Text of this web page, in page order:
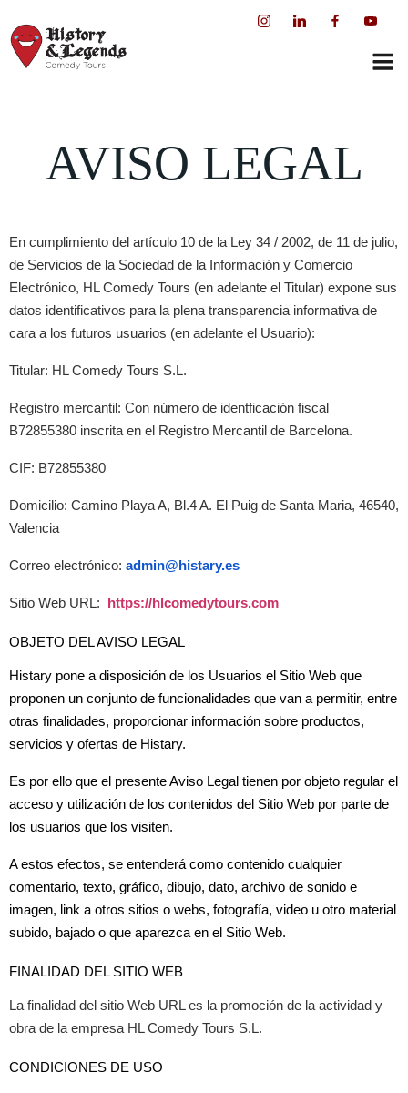
AVISO LEGAL
En cumplimiento del artículo 10 de la Ley 34 / 2002, de 11 de julio,
de Servicios de la Sociedad de la Información y Comercio
Electrónico, HL Comedy Tours (en adelante el Titular) expone sus
datos identificativos para la plena transparencia informativa de
cara a los futuros usuarios (en adelante el Usuario):
Titular: HL Comedy Tours S.L.
Registro mercantil: Con número de identficación fiscal
B72855380 inscrita en el Registro Mercantil de Barcelona.
CIF: B72855380
Domicilio: Camino Playa A, Bl.4 A. El Puig de Santa Maria, 46540,
Valencia
Correo electrónico: admin@histary.es
Sitio Web URL: https://hlcomedytours.com
OBJETO DEL AVISO LEGAL
Histary pone a disposición de los Usuarios el Sitio Web que
proponen un conjunto de funcionalidades que van a permitir, entre
otras finalidades, proporcionar información sobre productos,
servicios y ofertas de Histary.
Es por ello que el presente Aviso Legal tienen por objeto regular el
acceso y utilización de los contenidos del Sitio Web por parte de
los usuarios que los visiten.
A estos efectos, se entenderá como contenido cualquier
comentario, texto, gráfico, dibujo, dato, archivo de sonido e
imagen, link a otros sitios o webs, fotografía, video u otro material
subido, bajado o que aparezca en el Sitio Web.
FINALIDAD DEL SITIO WEB
La finalidad del sitio Web URL es la promoción de la actividad y
obra de la empresa HL Comedy Tours S.L.
CONDICIONES DE USO